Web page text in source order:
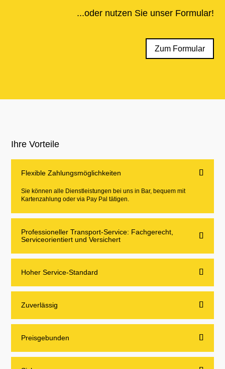
...oder nutzen Sie unser Formular!
Zum Formular
Ihre Vorteile
Flexible Zahlungsmöglichkeiten
Sie können alle Dienstleistungen bei uns in Bar, bequem mit
Kartenzahlung oder via Pay Pal tätigen.
Professioneller Transport-Service: Fachgerecht,
Serviceorientiert und Versichert
Hoher Service-Standard
Zuverlässig
Preisgebunden